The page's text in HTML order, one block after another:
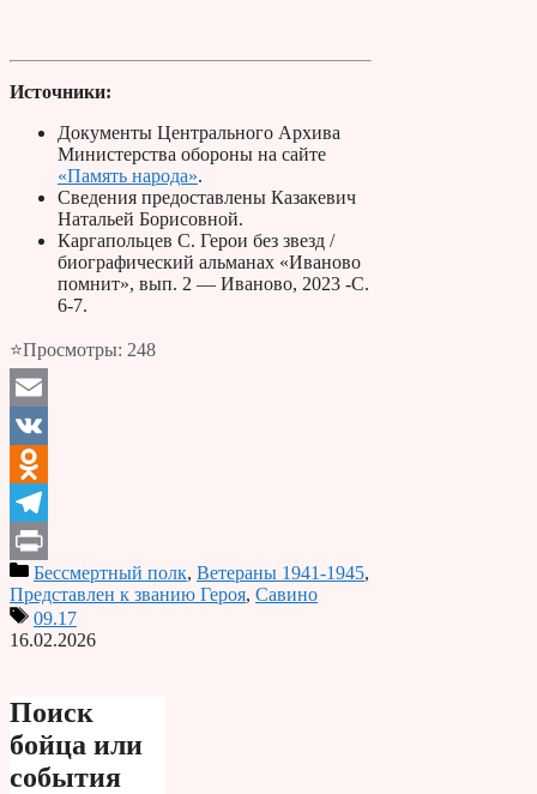
Источники:
Документы Центрального Архива
Министерства обороны на сайте
«Память народа».
Сведения предоставлены Казакевич
Натальей Борисовной.
Каргапольцев С. Герои без звезд /
биографический альманах «Иваново
помнит», вып. 2 — Иваново, 2023 -С.
6-7.
⭐Просмотры: 248
Email
VK
Odnoklassniki
Telegram
PrintБессмертный полк, Ветераны 1941-1945,
Представлен к званию Героя, Савино
09.17
16.02.2026
Поиск
бойца или
события